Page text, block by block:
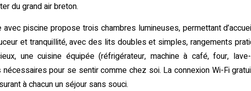
du grand air breton.
piscine propose trois chambres lumineuses, permettant
et tranquillité, avec des lits doubles et simples, rangements
une cuisine équipée (réfrigérateur, machine à café, four,
pour se sentir comme chez soi. La connexion Wi-Fi
à chacun un séjour sans souci.